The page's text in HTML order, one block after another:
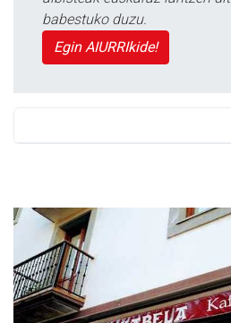
babestuko duzu.
Egin AIURRIkide!